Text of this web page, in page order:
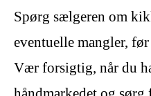
Spørg sælgeren om
eventuelle mangler,
Vær forsigtig, når du